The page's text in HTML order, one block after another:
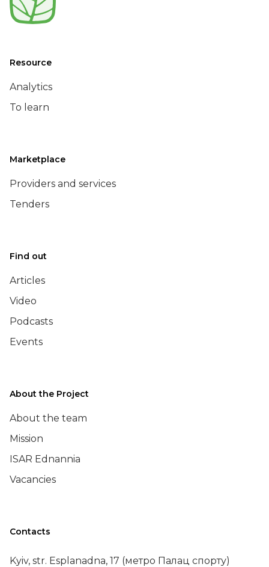
Resource
Analytics
To learn
Marketplace
Providers and services
Tenders
Find out
Articles
Video
Podcasts
Events
About the Project
About the team
Mission
ISAR Ednannia
Vacancies
Contacts
Kyiv, str. Esplanadna, 17 (метро Палац спорту)